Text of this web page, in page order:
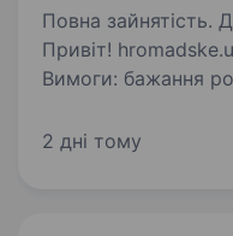
Повна зайнятість.
Привіт!
Вимоги: бажання розвиватись
готовність до
2 дні тому